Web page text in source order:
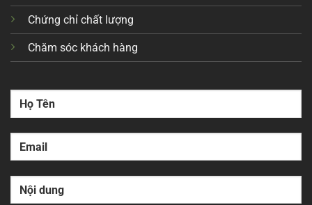
Chứng chỉ chất lượng
Chăm sóc khách hàng